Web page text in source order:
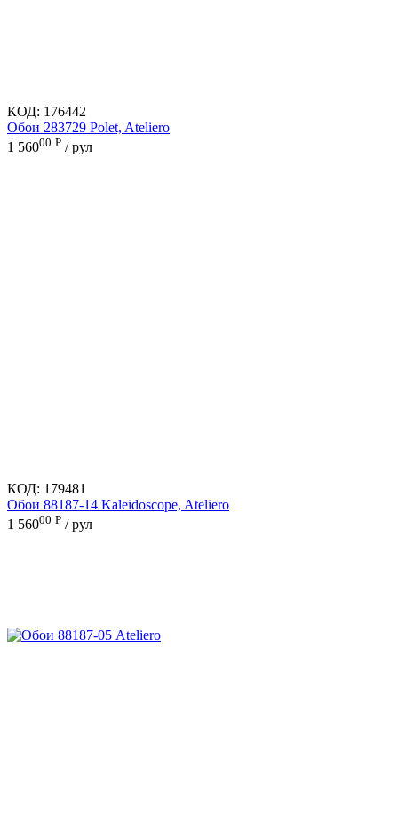
КОД: 176442
Обои 283729 Polet, Ateliero
1 56000 Р / рул
КОД: 179481
Обои 88187-14 Kaleidoscope, Ateliero
1 56000 Р / рул